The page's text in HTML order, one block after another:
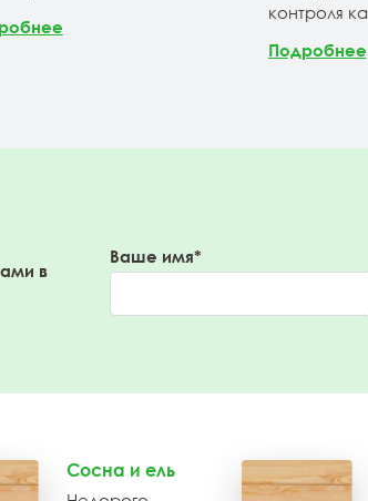
контроля ка
Подробнее
в
Ваше имя*
Сосна и ель